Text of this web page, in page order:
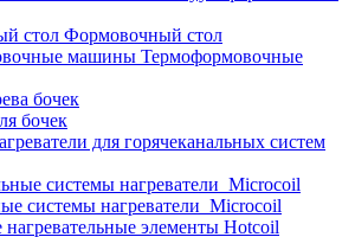
Формовочный стол
Термоформовочные
бочек
бочек
для горячеканальных систем
системы нагреватели_Microcoil